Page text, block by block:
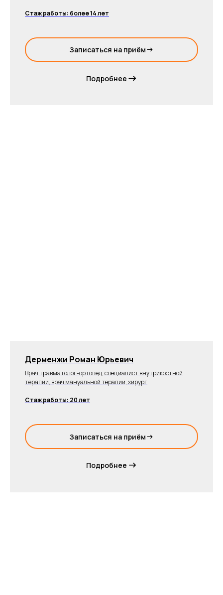
Стаж работы: более 14 лет
Записаться на приём
Подробнее
Дерменжи Роман Юрьевич
Врач травматолог-ортопед, специалист внутрикостной
терапии, врач мануальной терапии, хирург
Стаж работы: 20 лет
Записаться на приём
Подробнее